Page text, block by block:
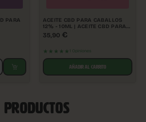
PARA ACEITE CBD PARA CABALLOS
12% - 10ML | ACEITE CBD PARA
MASCOTAS
35,90 €
★★★★★ 1 Opiniones
AÑADIR AL CARRITO
PRODUCTOS